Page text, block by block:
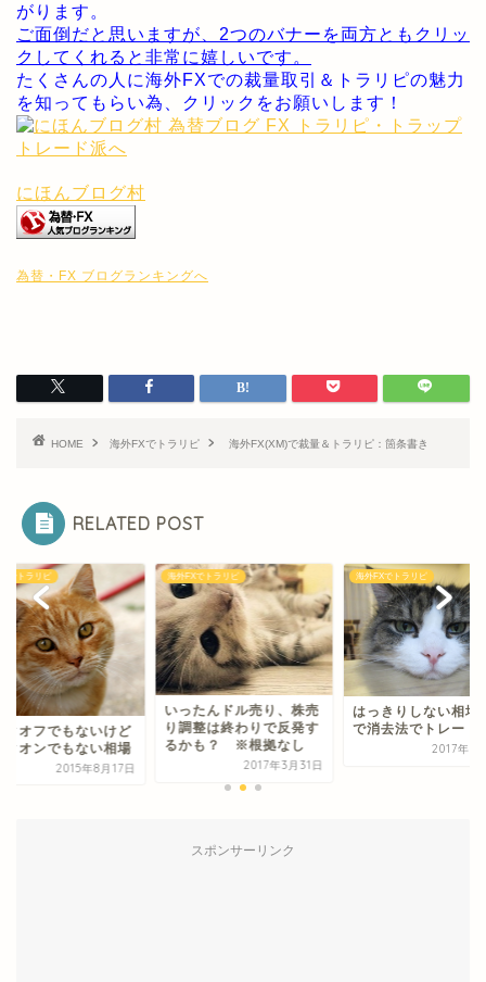
がります。
ご面倒だと思いますが、2つのバナーを両方ともクリッ
クしてくれると非常に嬉しいです。
たくさんの人に海外FXでの裁量取引＆トラリピの魅力
を知ってもらい為、クリックをお願いします！
にほんブログ村
為替・FX ブログランキングへ
HOME 海外FXでトラリピ 海外FX(XM)で裁量＆トラリピ：箇条書き
RELATED POST
でトラリピ
クオフでもないけど
クオンでもない相場
2015年8月17日
海外FXでトラリピ
いったんドル売り、株売
り調整は終わりで反発す
るかも？ ※根拠なし
2017年3月31日
海外FXでトラリピ
はっきりしない相場
で消去法でトレード
2017年5
スポンサーリンク